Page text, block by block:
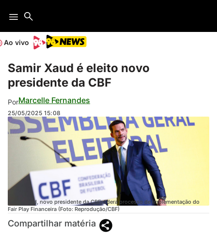
Ao vivo
Samir Xaud é eleito novo
presidente da CBF
PorMarcelle Fernandes
25/05/2025 15:08
Samir Xaud, novo presidente da CBF, lidera processo de implementação do
Fair Play Financeira (Foto: Reprodução/CBF)
Compartilhar matéria